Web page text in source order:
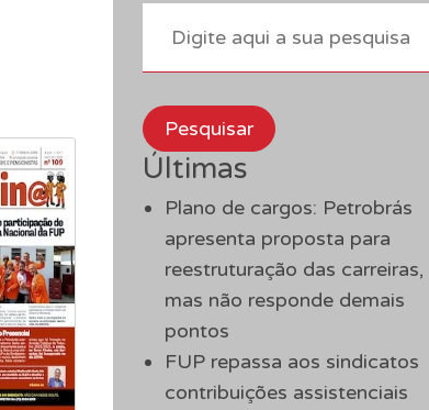
Pesquisar
Últimas
Plano de cargos: Petrobrás
apresenta proposta para
reestruturação das carreiras,
mas não responde demais
pontos
FUP repassa aos sindicatos
contribuições assistenciais